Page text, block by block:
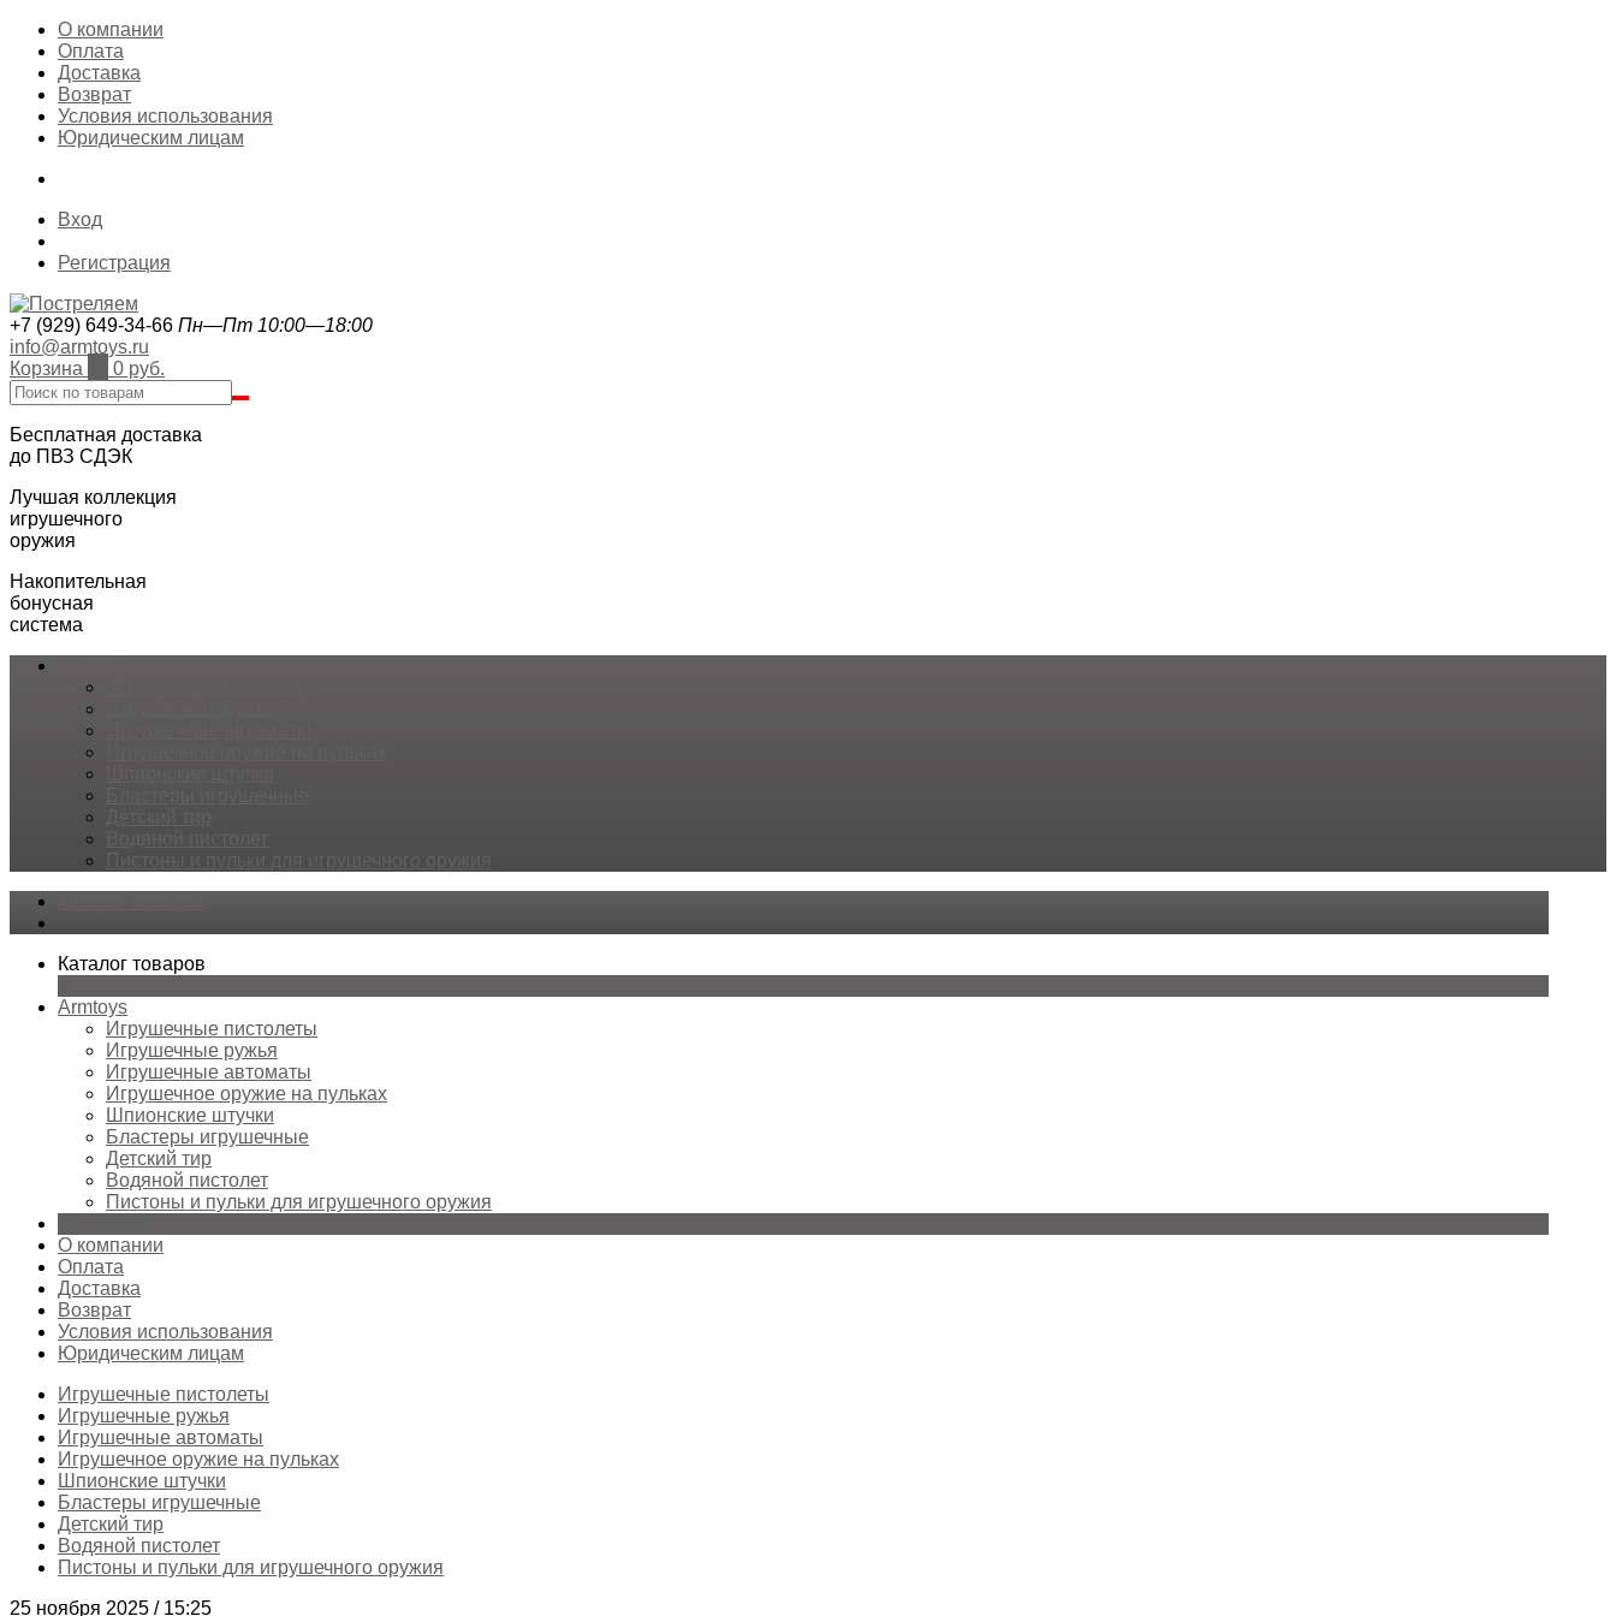
О компании
Оплата
Доставка
Возврат
Условия использования
Юридическим лицам
Вход
Регистрация
+7 (929) 649-34-66 Пн—Пт 10:00—18:00
info@armtoys.ru
Корзина
0 руб.
Бесплатная доставка
до ПВЗ СДЭК
Лучшая коллекция
игрушечного
оружия
Накопительная
бонусная
система
Каталог товаров
Armtoys
Игрушечные пистолеты
Игрушечные ружья
Игрушечные автоматы
Игрушечное оружие на пульках
Шпионские штучки
Бластеры игрушечные
Детский тир
Водяной пистолет
Пистоны и пульки для игрушечного оружия
О компании
Оплата
Доставка
Возврат
Условия использования
Юридическим лицам
Игрушечные пистолеты
Игрушечные ружья
Игрушечные автоматы
Игрушечное оружие на пульках
Шпионские штучки
Бластеры игрушечные
Детский тир
Водяной пистолет
Пистоны и пульки для игрушечного оружия
25 ноября 2025 / 15:25